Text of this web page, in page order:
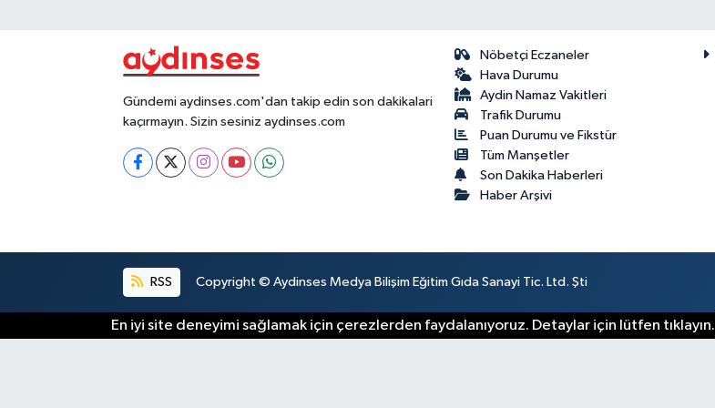
Gündemi aydinses.com'dan takip edin son dakikalari
kaçırmayın. Sizin sesiniz aydinses.com
Nöbetçi Eczaneler
Hava Durumu
Aydin Namaz Vakitleri
Trafik Durumu
Puan Durumu ve Fikstür
Tüm Manşetler
Son Dakika Haberleri
Haber Arşivi
RSS Copyright © Aydinses Medya Bilişim Eğitim Gıda Sanayi Tic. Ltd. Şti
En iyi site deneyimi sağlamak için çerezlerden faydalanıyoruz. Detaylar için lütfen tıklayın.